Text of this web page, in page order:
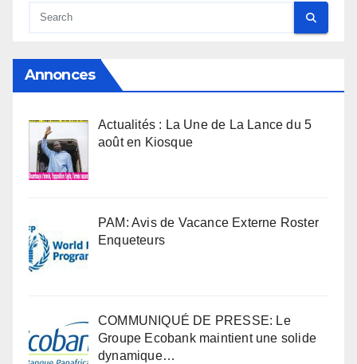
Annonces
Actualités : La Une de La Lance du 5
août en Kiosque
PAM: Avis de Vacance Externe Roster
Enqueteurs
COMMUNIQUÉ DE PRESSE: Le
Groupe Ecobank maintient une solide
dynamique…